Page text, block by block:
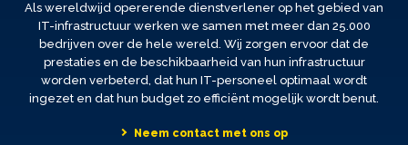
Als wereldwijd opererende dienstverlener op het gebied van
IT-infrastructuur werken we samen met meer dan 25.000
bedrijven over de hele wereld. Wij zorgen ervoor dat de
prestaties en de beschikbaarheid van hun infrastructuur
worden verbeterd, dat hun IT-personeel optimaal wordt
ingezet en dat hun budget zo efficiënt mogelijk wordt benut.
Neem contact met ons op